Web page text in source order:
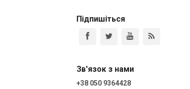
Підпишіться
Зв'язок з нами
+38 050 9364428